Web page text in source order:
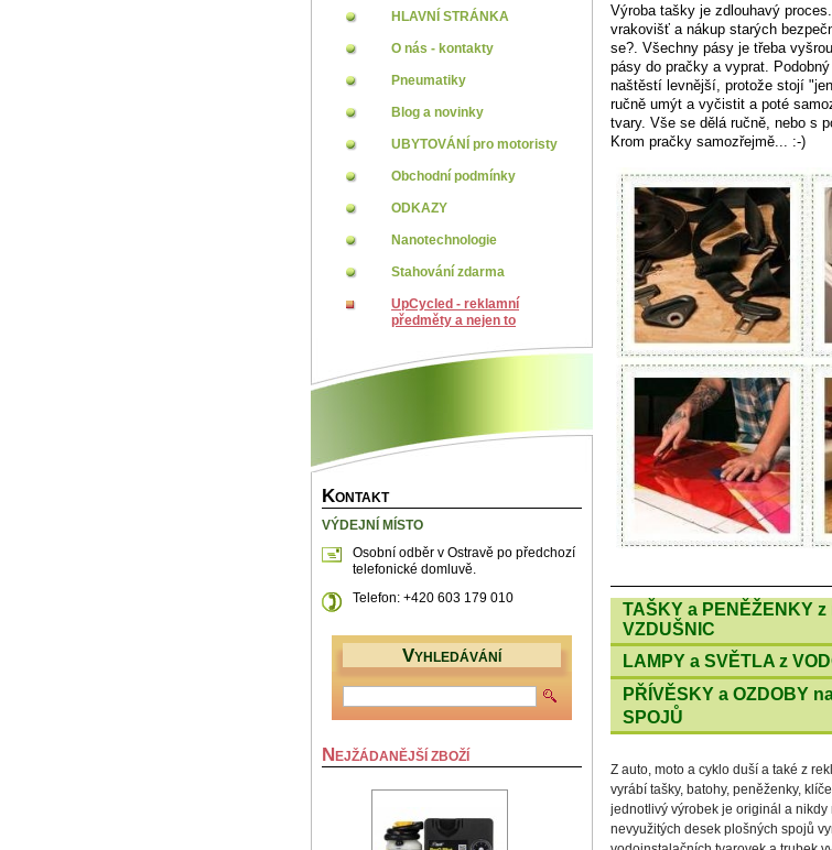
Výroba tašky je zdlouhavý
vrakovišť a nákup starých
se?. Všechny pásy je třeba
pásy do pračky a vyprat.
naštěstí levnější, protože stojí
ručně umýt a vyčistit a poté
tvary. Vše se dělá ručně, nebo s
Krom pračky samozřejmě... :-)
TAŠKY a PENĚŽENKY
VZDUŠNIC
LAMPY a SVĚTLA z
PŘÍVĚSKY a OZDOBY
SPOJŮ
Z auto, moto a cyklo duší a také z
vyrábí tašky, batohy, peněženky,
jednotlivý výrobek je originál a
nevyužitých desek plošných spojů
HLAVNÍ STRÁNKA
O nás - kontakty
Pneumatiky
Blog a novinky
UBYTOVÁNÍ pro motoristy
Obchodní podmínky
ODKAZY
Nanotechnologie
Stahování zdarma
UpCycled - reklamní
předměty a nejen to
KONTAKT
VÝDEJNÍ MÍSTO
Osobní odběr v Ostravě po předchozí
telefonické domluvě.
Telefon: +420 603 179 010
VYHLEDÁVÁNÍ
N EJŽÁDANĚJŠÍ ZBOŽÍ